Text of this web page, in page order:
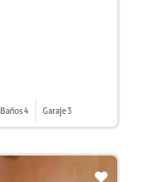
Baños 4 Garaje 3